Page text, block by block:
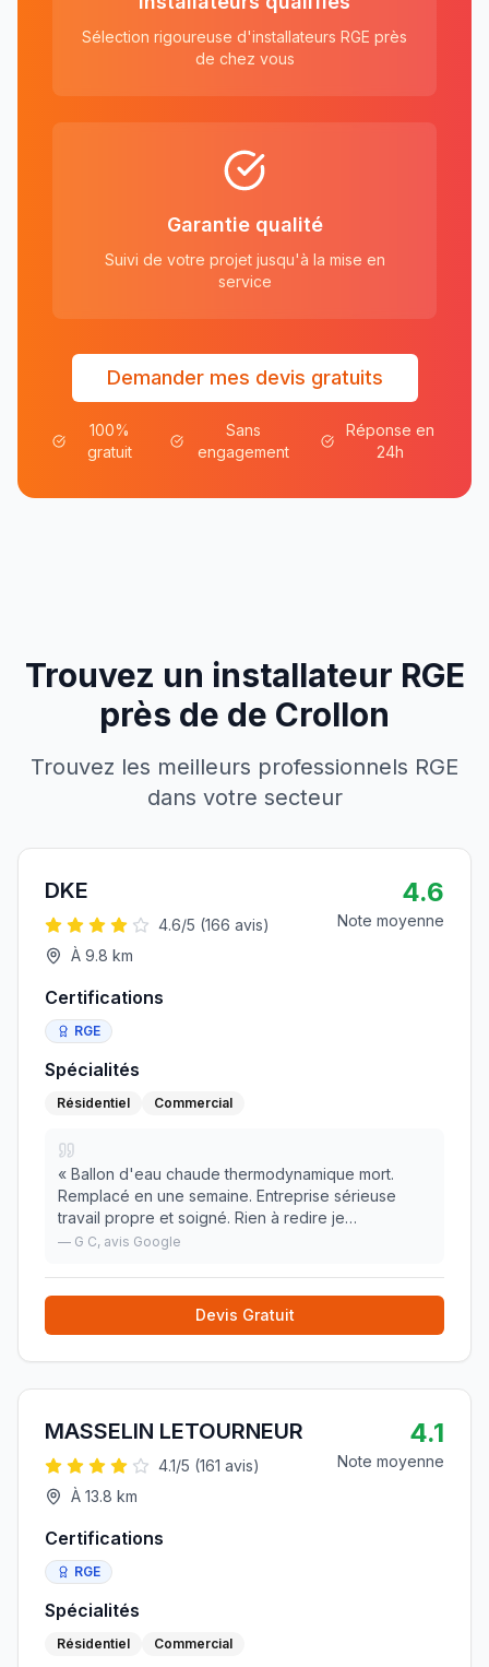
Sélection rigoureuse d'installateurs RGE près
de chez vous
Garantie qualité
Suivi de votre projet jusqu'à la mise en
service
Demander mes devis gratuits
100%
gratuit
Sans
engagement
Réponse en
24h
Trouvez un installateur RGE
près de de Crollon
Trouvez les meilleurs professionnels RGE
dans votre secteur
DKE
4.6/5 (166 avis)
À 9.8 km
4.6
Note moyenne
Certifications
RGE
Spécialités
Résidentiel Commercial
« Ballon d'eau chaude thermodynamique mort.
Remplacé en une semaine. Entreprise sérieuse
travail propre et soigné. Rien à redire je
recommande.»
— G C, avis Google
Devis Gratuit
MASSELIN LETOURNEUR
4.1/5 (161 avis)
À 13.8 km
4.1
Note moyenne
Certifications
RGE
Spécialités
Résidentiel Commercial